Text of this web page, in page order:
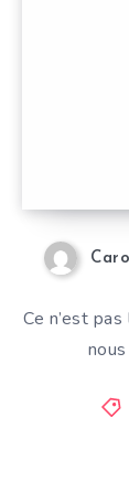
Ce n’est